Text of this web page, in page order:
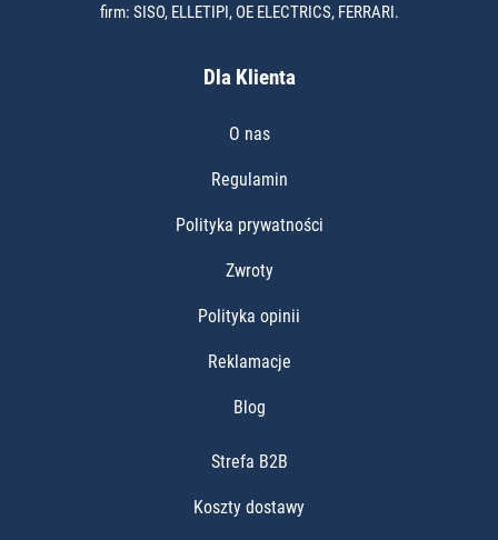
firm: SISO, ELLETIPI, OE ELECTRICS, FERRARI.
Dla Klienta
O nas
Regulamin
Polityka prywatności
Zwroty
Polityka opinii
Reklamacje
Blog
Strefa B2B
Koszty dostawy